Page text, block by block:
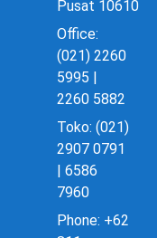
Pusat 10610
Office:
(021) 2260
5995 |
2260 5882
Toko: (021)
2907 0791
| 6586
7960
Phone: +62